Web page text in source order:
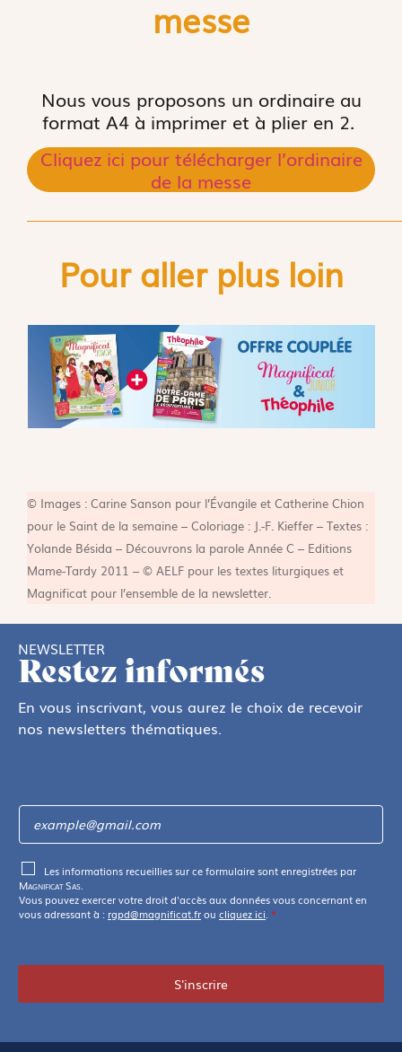
messe
Nous vous proposons un ordinaire au
format A4 à imprimer et à plier en 2.
Cliquez ici pour télécharger l’ordinaire
de la messe
Pour aller plus loin
© Images : Carine Sanson pour l’Évangile et Catherine Chion
pour le Saint de la semaine – Coloriage : J.-F. Kieffer – Textes :
Yolande Bésida – Découvrons la parole Année C – Editions
Mame-Tardy 2011 – © AELF pour les textes liturgiques et
Magnificat pour l’ensemble de la newsletter.
NEWSLETTER
Restez informés
En vous inscrivant, vous aurez le choix de recevoir
nos newsletters thématiques.
Les informations recueillies sur ce formulaire sont enregistrées par
Magnificat Sas
Vous pouvez exercer votre droit d'accès aux données vous concernant en
vous adressant à : rgpd@magnificat.frou cliquez ici *
S'inscrire